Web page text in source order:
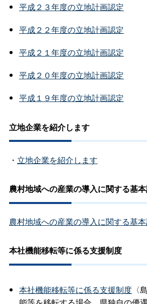
平成２３年度の立地計画認定
平成２２年度の立地計画認定
平成２１年度の立地計画認定
平成２０年度の立地計画認定
平成１９年度の立地計画認定
立地企業を紹介します
・ 立地企業を紹介します
農村地域への産業の導入に関する基
農村地域への産業の導入に関する基
本社機能移転等に係る支援制度
本社機能移転等に係る支援制度〈